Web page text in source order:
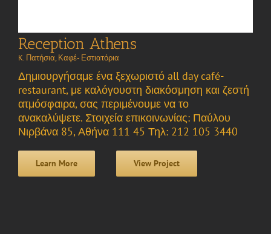
Reception Athens
K. Πατήσια, Καφέ- Εστιατόρια
Δημιουργήσαμε ένα ξεχωριστό all day café-
restaurant, με καλόγουστη διακόσμηση και ζεστή
ατμόσφαιρα, σας περιμένουμε να το
ανακαλύψετε. Στοιχεία επικοινωνίας: Παύλου
Νιρβάνα 85, Αθήνα 111 45 Τηλ: 212 105 3440
Learn More View Project